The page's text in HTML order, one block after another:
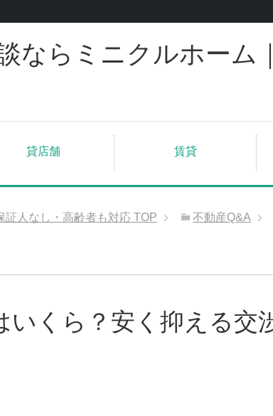
ならミニクルホーム
貸店舗 賃貸
証人なし・高齢者も対応 TOP
不動産Q&A
いくら？安く抑える交